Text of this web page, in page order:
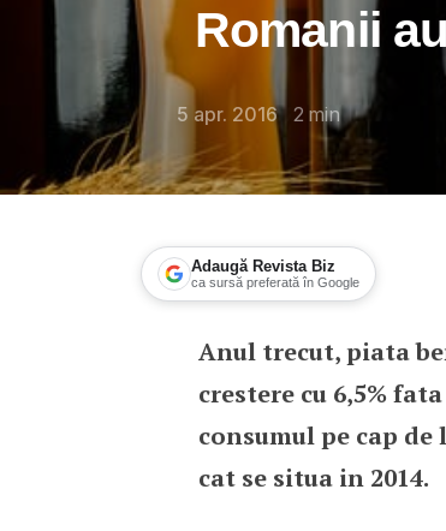
Romanii
5 apr. 2016 2 min
Adaugă Revista Biz
ca sursă preferată în Google
Romanii au baut
Anul trecut, piata
crestere cu 6,5%
consumul pe cap
cat se situa in 2014.